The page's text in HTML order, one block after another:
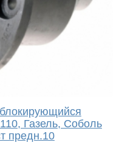
Газель, Соболь
предн.10